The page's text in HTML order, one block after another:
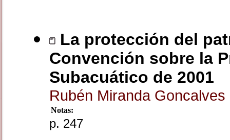
La protección del
Convención sobre la
Subacuático de 2001
Rubén Miranda Goncalves
Notas:
p. 247